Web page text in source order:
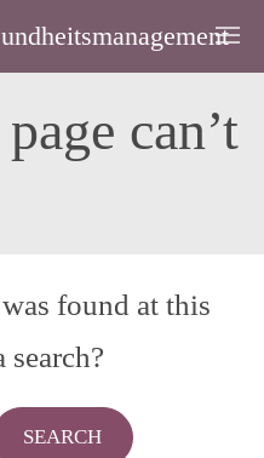
can’t
found at this